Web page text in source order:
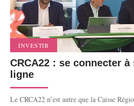
INVESTIR
CRCA22 : se connecter
ligne
Le CRCA22 n’est autre que la Caisse